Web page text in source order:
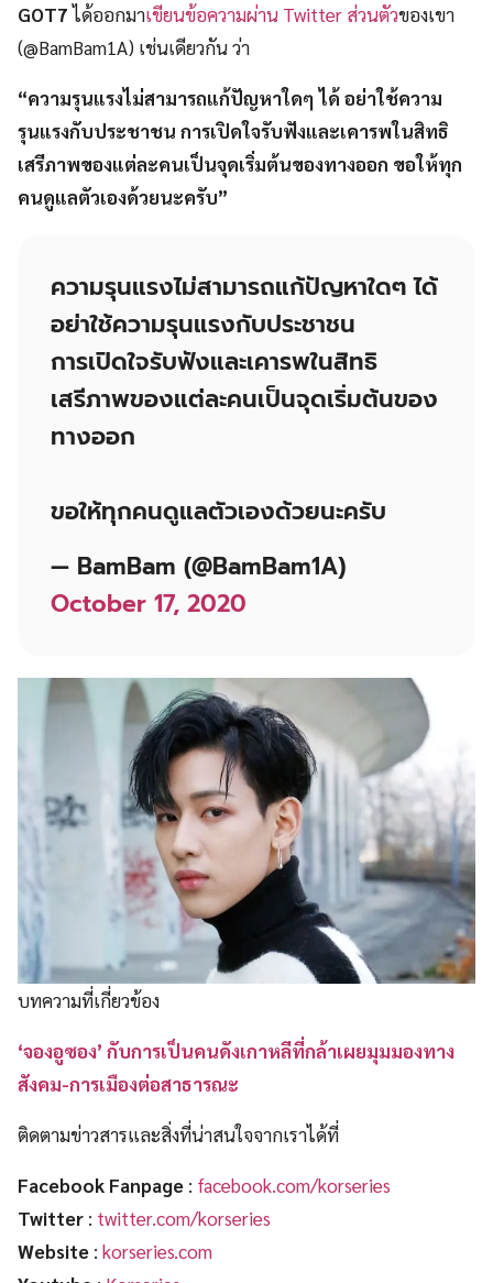
GOT7ได้ออกมาเขียนข้อความผ่าน Twitter ส่วนตัวของเขา
(@BamBam1A) เช่นเดียวกัน ว่า
“ความรุนแรงไม่สามารถแก้ปัญหาใดๆ ได้ อย่าใช้ความ
รุนแรงกับประชาชน การเปิดใจรับฟังและเคารพในสิทธิ
เสรีภาพของแต่ละคนเป็นจุดเริ่มต้นของทางออก ขอให้ทุก
คนดูแลตัวเองด้วยนะครับ”
ความรุนแรงไม่สามารถแก้ปัญหาใดๆ ได้
อย่าใช้ความรุนแรงกับประชาชน
การเปิดใจรับฟังและเคารพในสิทธิ
เสรีภาพของแต่ละคนเป็นจุดเริ่มต้นของ
ทางออก
ขอให้ทุกคนดูแลตัวเองด้วยนะครับ
— BamBam (@BamBam1A)
October 17, 2020
บทความที่เกี่ยวข้อง
‘จองอูซอง’ กับการเป็นคนดังเกาหลีที่กล้าเผยมุมมองทาง
สังคม-การเมืองต่อสาธารณะ
ติดตามข่าวสารและสิ่งที่น่าสนใจจากเราได้ที่
Facebook Fanpage : facebook.com/korseries
Twitter : twitter.com/korseries
Website : korseries.com